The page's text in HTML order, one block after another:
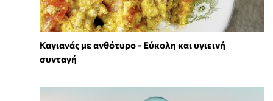
Καγιανάς με ανθότυρο - Εύκολη και υγιεινή
συνταγή